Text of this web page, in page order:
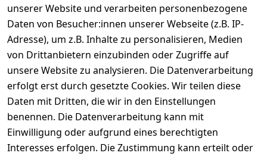
13,99 €*
Hinzufügen
14,99 €*
Hinzufügen
inkl. ges. MwSt zzgl. Versandkosten
unserer Website und verarbeiten personenbezogene
Daten von Besucher:innen unserer Webseite (z.B. IP-
Adresse), um z.B. Inhalte zu personalisieren, Medien
von Drittanbietern einzubinden oder Zugriffe auf
unsere Website zu analysieren. Die Datenverarbeitung
erfolgt erst durch gesetzte Cookies. Wir teilen diese
Daten mit Dritten, die wir in den Einstellungen
benennen. Die Datenverarbeitung kann mit
Einwilligung oder aufgrund eines berechtigten
Interesses erfolgen. Die Zustimmung kann erteilt oder